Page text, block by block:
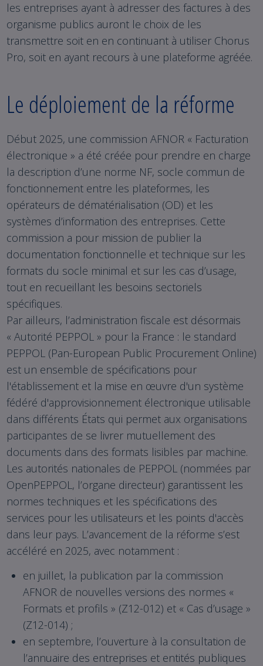
les entreprises ayant à adresser des factures à des
organisme publics auront le choix de les
transmettre soit en en continuant à utiliser Chorus
Pro, soit en ayant recours à une plateforme agréée.
Le déploiement de la réforme
Début 2025, une commission AFNOR « Facturation
électronique » a été créée pour prendre en charge
la description d’une norme NF, socle commun de
fonctionnement entre les plateformes, les
opérateurs de dématérialisation (OD) et les
systèmes d’information des entreprises. Cette
commission a pour mission de publier la
documentation fonctionnelle et technique sur les
formats du socle minimal et sur les cas d’usage,
tout en recueillant les besoins sectoriels
spécifiques.
Par ailleurs, l’administration fiscale est désormais
« Autorité PEPPOL » pour la France : le standard
PEPPOL (Pan-European Public Procurement Online)
est un ensemble de spécifications pour
l'établissement et la mise en œuvre d'un système
fédéré d'approvisionnement électronique utilisable
dans différents États qui permet aux organisations
participantes de se livrer mutuellement des
documents dans des formats lisibles par machine.
Les autorités nationales de PEPPOL (nommées par
OpenPEPPOL, l’organe directeur) garantissent les
normes techniques et les spécifications des
services pour les utilisateurs et les points d'accès
dans leur pays. L’avancement de la réforme s’est
accéléré en 2025, avec notamment :
en juillet, la publication par la commission
AFNOR de nouvelles versions des normes «
Formats et profils » (Z12-012) et « Cas d’usage »
(Z12-014) ;
en septembre, l’ouverture à la consultation de
l’annuaire des entreprises et entités publiques